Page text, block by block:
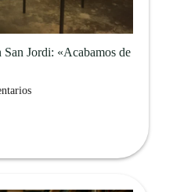
Jordi: «Acabamos de